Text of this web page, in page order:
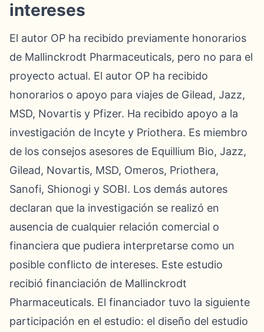
intereses
El autor OP ha recibido previamente honorarios
de Mallinckrodt Pharmaceuticals, pero no para el
proyecto actual. El autor OP ha recibido
honorarios o apoyo para viajes de Gilead, Jazz,
MSD, Novartis y Pfizer. Ha recibido apoyo a la
investigación de Incyte y Priothera. Es miembro
de los consejos asesores de Equillium Bio, Jazz,
Gilead, Novartis, MSD, Omeros, Priothera,
Sanofi, Shionogi y SOBI. Los demás autores
declaran que la investigación se realizó en
ausencia de cualquier relación comercial o
financiera que pudiera interpretarse como un
posible conflicto de intereses. Este estudio
recibió financiación de Mallinckrodt
Pharmaceuticals. El financiador tuvo la siguiente
participación en el estudio: el diseño del estudio